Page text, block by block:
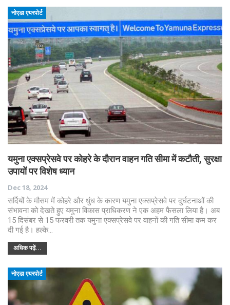
नोएडा एयरपोर्ट
यमुना एक्सप्रेसवे पर कोहरे के दौरान वाहन गति सीमा में कटौती, सुरक्षा
उपायों पर विशेष ध्यान
Dec 18, 2024
सर्दियों के मौसम में कोहरे और धुंध के कारण यमुना एक्सप्रेसवे पर दुर्घटनाओं की
संभावना को देखते हुए यमुना विकास प्राधिकरण ने एक अहम फैसला लिया है। अब
15 दिसंबर से 15 फरवरी तक यमुना एक्सप्रेसवे पर वाहनों की गति सीमा कम कर
दी गई है। हल्के…
अधिक पढ़ें...
नोएडा एयरपोर्ट